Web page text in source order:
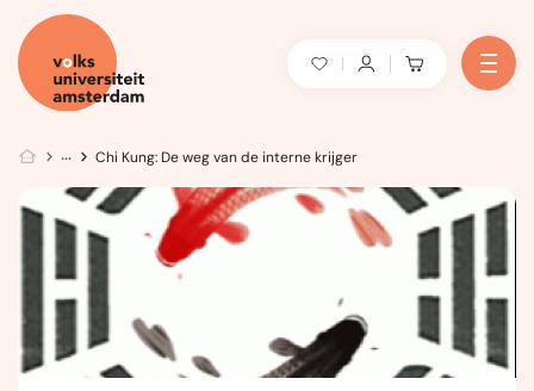
Chi Kung: De weg van de interne krijger